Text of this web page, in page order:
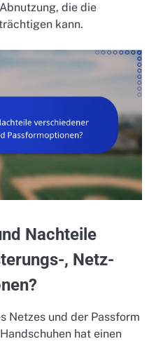
die die
kann.
Nachteile
, Netz-
Netzes und der Passform
hat einen